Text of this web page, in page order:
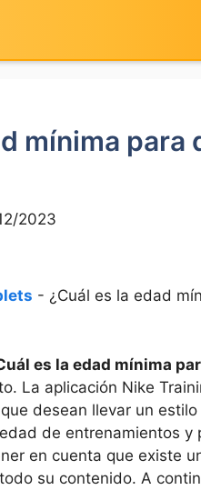
mínima para
2023
- ¿Cuál es la edad
es la edad mínima
La aplicación Nike
desean llevar un
de entrenamientos y
en⁤ cuenta que existe
⁢su contenido.⁣ A